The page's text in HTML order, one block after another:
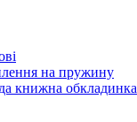
на пружину
книжна обкладинка